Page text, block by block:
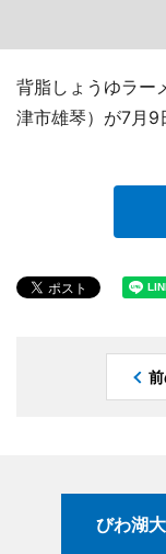
背脂しょうゆラー
津市雄琴）が7月9
びわ湖